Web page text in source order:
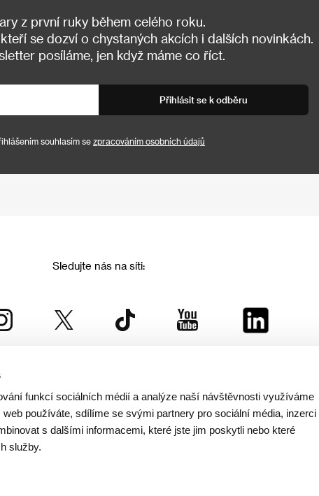
funkcí sociálních médií a analýze naší návštěvnosti využíváme
používáte, sdílíme se svými partnery pro sociální média, inzerci
s dalšími informacemi, které jste jim poskytli nebo které
služby.
z první ruky během celého roku.
se dozví o chystaných akcích i dalších novinkách.
posíláme, jen když máme co říct.
Přihlásit se k odběru
souhlasím se zpracováním osobních údajů
Sledujte nás na síti:
KVIFF Group, která zastřešuje i další projekty: